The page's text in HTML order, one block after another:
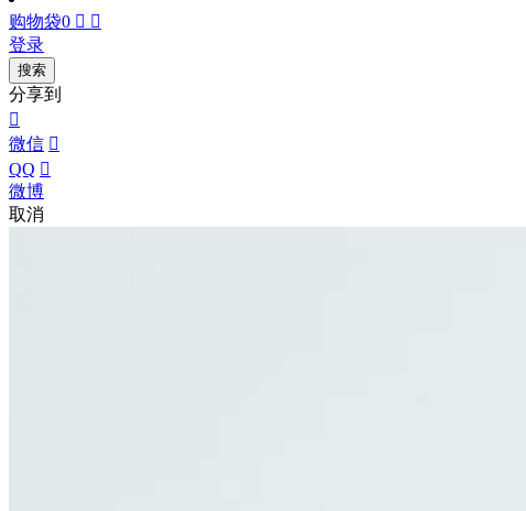
购物袋0  
登录
搜索
分享到

微信 
QQ 
微博
取消